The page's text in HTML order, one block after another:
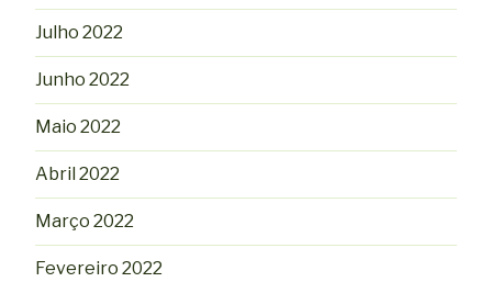
Julho 2022
Junho 2022
Maio 2022
Abril 2022
Março 2022
Fevereiro 2022